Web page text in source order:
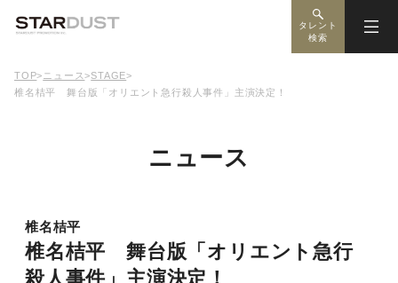
タレント
検索
TOP> ニュース>STAGE>
椎名桔平 舞台版「オリエント急行殺人事件」主演決定！
ニュース
椎名桔平
椎名桔平 舞台版「オリエント急行
殺人事件」主演決定！